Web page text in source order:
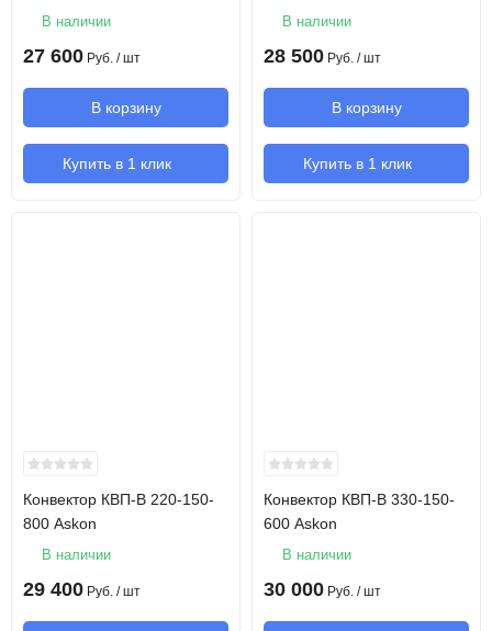
В наличии
27 600 Руб. / шт
В корзину
Купить в 1 клик
В наличии
28 500 Руб. / шт
В корзину
Купить в 1 клик
Конвектор КВП-В 220-150-
800 Askon
В наличии
29 400 Руб. / шт
Конвектор КВП-В 330-150-
600 Askon
В наличии
30 000 Руб. / шт